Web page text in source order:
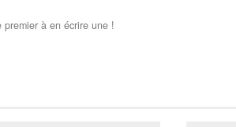
à en écrire une !